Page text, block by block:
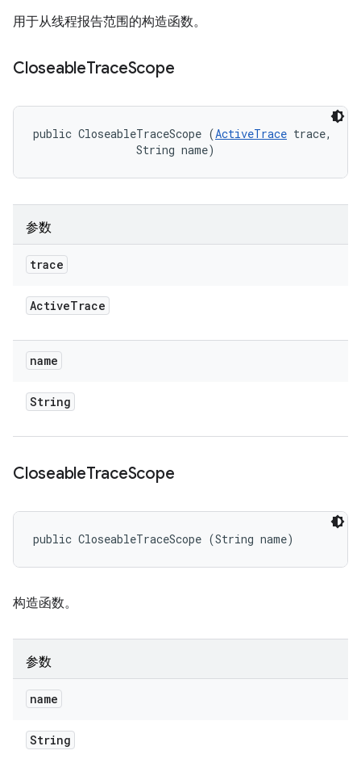
用于从线程报告范围的构造函数。
CloseableTraceScope
public CloseableTraceScope (ActiveTrace trace,
                String name)
参数
trace
ActiveTrace
name
String
CloseableTraceScope
public CloseableTraceScope (String name)
构造函数。
参数
name
String